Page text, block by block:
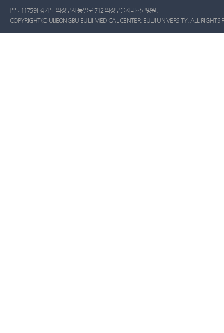
[우 : 11759] 경기도 의정부시 동일로 712 의정부을지대학교병원.
COPYRIGHT(C) UIJEONGBU EULJI MEDICAL CENTER, EULJI UNIVERSITY. ALL RIGHTS